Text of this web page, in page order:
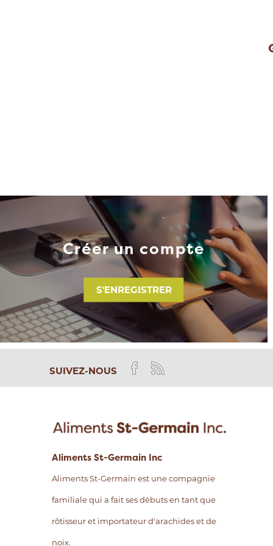
Créer un compte
S'ENREGISTRER
SUIVEZ-NOUS
Aliments St-Germain Inc
Aliments St-Germain est une compagnie
familiale qui a fait ses débuts en tant que
rôtisseur et importateur d'arachides et de
noix.